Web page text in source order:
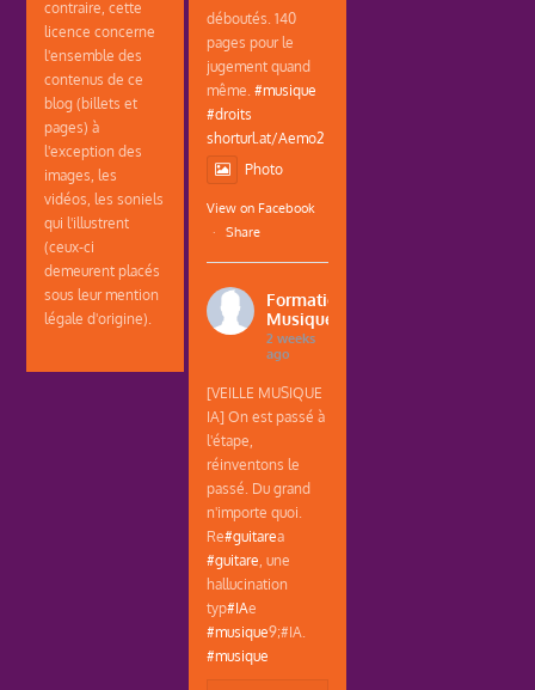
contraire, cette
licence concerne
l'ensemble des
contenus de ce
blog (billets et
pages) à
l'exception des
images, les
vidéos, les soniels
qui l'illustrent
(ceux-ci
demeurent placés
sous leur mention
légale d'origine).
déboutés. 140
pages pour le
jugement quand
même.#musique
#droits
shorturl.at/Aemo2
Photo
View on Facebook
·
Share
Formations
Musique
2 weeks
ago
[VEILLE MUSIQUE
IA] On est passé à
l'étape,
réinventons le
passé. Du grand
n'importe quoi.
Re#guitarea
#guitare , une
hallucination
typ#IAe
#musique9;#IA.
#musique